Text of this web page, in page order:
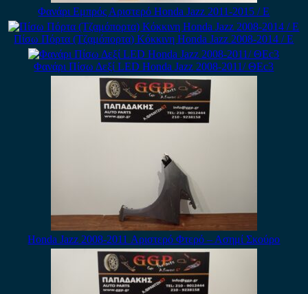
Φανάρι Εμπρός Αριστερό Honda Jazz 2011-2015 / Ε
Πίσω Πόρτα (Τζαμόπορτα) Κόκκινη Honda Jazz 2008-2014 / Ε
Φανάρι Πίσω Δεξί LED Honda Jazz 2008-2011/ ΘΕc3
Honda Jazz 2008-2011 Αριστερό Φτερό – Ασημί Σκούρο